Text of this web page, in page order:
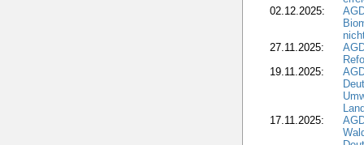
02.12.2025:
27.11.2025:
19.11.2025:
17.11.2025: